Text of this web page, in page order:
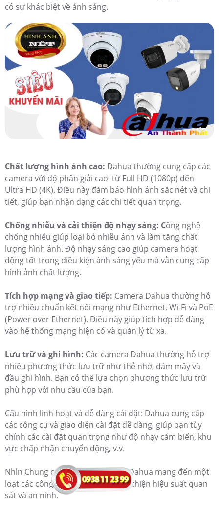
có sự khác biệt về ánh sáng.
Chất lượng hình ảnh cao: Dahua thường cung cấp các
camera với độ phân giải cao, từ Full HD (1080p) đến
Ultra HD (4K). Điều này đảm bảo hình ảnh sắc nét và chi
tiết, giúp bạn nhận dạng các chi tiết quan trọng.
Chống nhiễu và cải thiện độ nhạy sáng: Công nghệ
chống nhiễu giúp loại bỏ nhiễu ảnh và làm tăng chất
lượng hình ảnh. Độ nhạy sáng cao giúp camera hoạt
động tốt trong điều kiện ánh sáng yếu mà vẫn cung cấp
hình ảnh chất lượng.
Tích hợp mạng và giao tiếp: Camera Dahua thường hỗ
trợ nhiều chuẩn kết nối mạng như Ethernet, Wi-Fi và PoE
(Power over Ethernet). Điều này giúp tích hợp dễ dàng
vào hệ thống mạng hiện có và quản lý từ xa.
Lưu trữ và ghi hình: Các camera Dahua thường hỗ trợ
nhiều phương thức lưu trữ như thẻ nhớ, đám mây và
đầu ghi hình. Bạn có thể lựa chọn phương thức lưu trữ
phù hợp với nhu cầu của bạn.
Cấu hình linh hoạt và dễ dàng cài đặt: Dahua cung cấp
các công cụ và giao diện cài đặt dễ dàng, giúp bạn tùy
chỉnh các cài đặt quan trọng như độ nhạy cảm biến, khu
vực chấp nhận chuyển động, v.v.
Nhìn Chung camera giám sát của Dahua mang đến một
loạt các công nghệ tiên tiến để cải thiện hiệu suất quan
sát và an ninh.